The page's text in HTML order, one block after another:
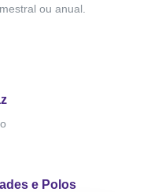
ou anual.
e Polos